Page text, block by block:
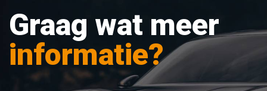
Graag wat meer
informatie?